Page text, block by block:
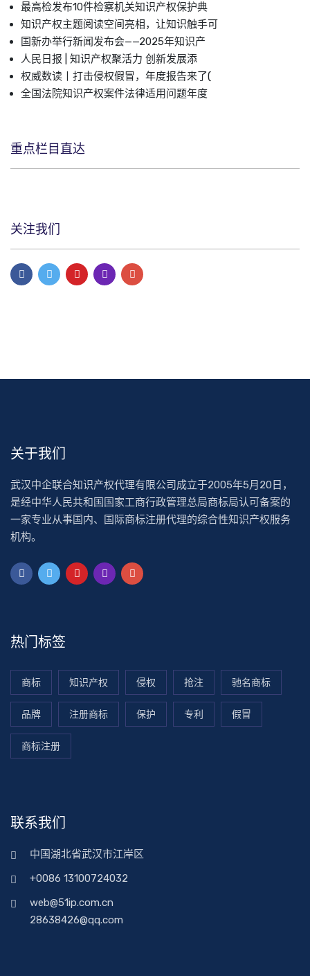
最高检发布10件检察机关知识产权保护典
知识产权主题阅读空间亮相，让知识触手可
国新办举行新闻发布会——2025年知识产
人民日报 | 知识产权聚活力 创新发展添
权威数读丨打击侵权假冒，年度报告来了(
全国法院知识产权案件法律适用问题年度
重点栏目直达
关注我们
关于我们
武汉中企联合知识产权代理有限公司成立于2005年5月20日，
是经中华人民共和国国家工商行政管理总局商标局认可备案的
一家专业从事国内、国际商标注册代理的综合性知识产权服务
机构。
热门标签
商标 知识产权 侵权 抢注 驰名商标
品牌 注册商标 保护 专利 假冒
商标注册
联系我们
中国湖北省武汉市江岸区
+0086 13100724032
web@51ip.com.cn
28638426@qq.com